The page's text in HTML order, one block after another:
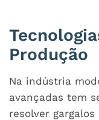
Produção
Na indústria
avançadas tem
resolver